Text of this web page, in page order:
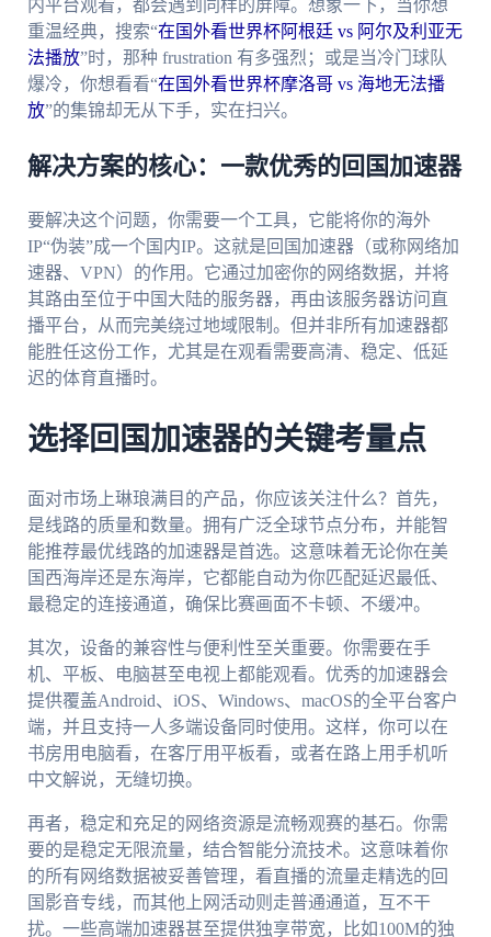
内平台观看，都会遇到同样的屏障。想象一下，当你想
重温经典，搜索“在国外看世界杯阿根廷 vs 阿尔及利亚无
法播放”时，那种 frustration 有多强烈；或是当冷门球队
爆冷，你想看看“在国外看世界杯摩洛哥 vs 海地无法播
放”的集锦却无从下手，实在扫兴。
解决方案的核心：一款优秀的回国加速器
要解决这个问题，你需要一个工具，它能将你的海外
IP“伪装”成一个国内IP。这就是回国加速器（或称网络加
速器、VPN）的作用。它通过加密你的网络数据，并将
其路由至位于中国大陆的服务器，再由该服务器访问直
播平台，从而完美绕过地域限制。但并非所有加速器都
能胜任这份工作，尤其是在观看需要高清、稳定、低延
迟的体育直播时。
选择回国加速器的关键考量点
面对市场上琳琅满目的产品，你应该关注什么？首先，
是线路的质量和数量。拥有广泛全球节点分布，并能智
能推荐最优线路的加速器是首选。这意味着无论你在美
国西海岸还是东海岸，它都能自动为你匹配延迟最低、
最稳定的连接通道，确保比赛画面不卡顿、不缓冲。
其次，设备的兼容性与便利性至关重要。你需要在手
机、平板、电脑甚至电视上都能观看。优秀的加速器会
提供覆盖Android、iOS、Windows、macOS的全平台客户
端，并且支持一人多端设备同时使用。这样，你可以在
书房用电脑看，在客厅用平板看，或者在路上用手机听
中文解说，无缝切换。
再者，稳定和充足的网络资源是流畅观赛的基石。你需
要的是稳定无限流量，结合智能分流技术。这意味着你
的所有网络数据被妥善管理，看直播的流量走精选的回
国影音专线，而其他上网活动则走普通通道，互不干
扰。一些高端加速器甚至提供独享带宽，比如100M的独